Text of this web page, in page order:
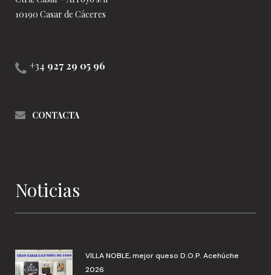
10190 Casar de Cáceres
+34 927 29 05 96
CONTACTA
Noticias
VILLA NOBLE, mejor queso D.O.P. Acehúche
2026